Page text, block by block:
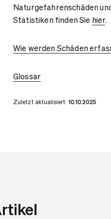
Naturgefahrenschäden
Statistiken finden Sie hier.
Wie werden Schäden
Glossar
Zuletzt aktualisiert: 10.10.2025